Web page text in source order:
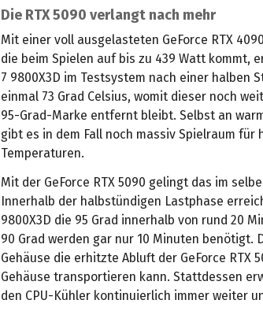
Die RTX 5090 verlangt nach mehr
Mit einer voll ausgelasteten GeForce RTX
die beim Spielen auf bis zu 439 Watt kommt,
7 9800X3D im Testsystem nach einer halben
einmal 73 Grad Celsius, womit dieser noch
95-Grad-Marke entfernt bleibt. Selbst an
gibt es in dem Fall noch massiv Spielraum für
Temperaturen.
Mit der GeForce RTX 5090 gelingt das im
Innerhalb der halbstündigen Lastphase
9800X3D die 95 Grad innerhalb von rund 20
90 Grad werden gar nur 10 Minuten benötigt.
Gehäuse die erhitzte Abluft der GeForce RTX
Gehäuse transportieren kann. Stattdessen
den CPU-Kühler kontinuierlich immer weiter